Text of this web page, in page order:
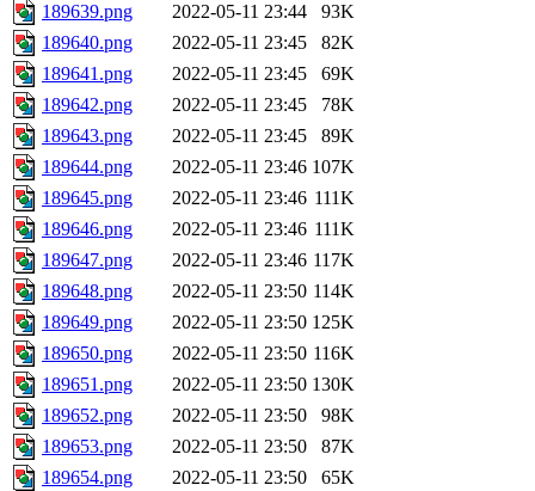
189639.png
2022-05-11 23:44
93K
189640.png
2022-05-11 23:45
82K
189641.png
2022-05-11 23:45
69K
189642.png
2022-05-11 23:45
78K
189643.png
2022-05-11 23:45
89K
189644.png
2022-05-11 23:46 107K
189645.png
2022-05-11 23:46 111K
189646.png
2022-05-11 23:46 111K
189647.png
2022-05-11 23:46 117K
189648.png
2022-05-11 23:50 114K
189649.png
2022-05-11 23:50 125K
189650.png
2022-05-11 23:50 116K
189651.png
2022-05-11 23:50 130K
189652.png
2022-05-11 23:50
98K
189653.png
2022-05-11 23:50
87K
189654.png
2022-05-11 23:50
65K